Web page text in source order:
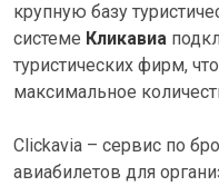
крупную базу
системе Кликавиа
туристических фирм,
максимальное
Clickavia – cервис по
авиабилетов для